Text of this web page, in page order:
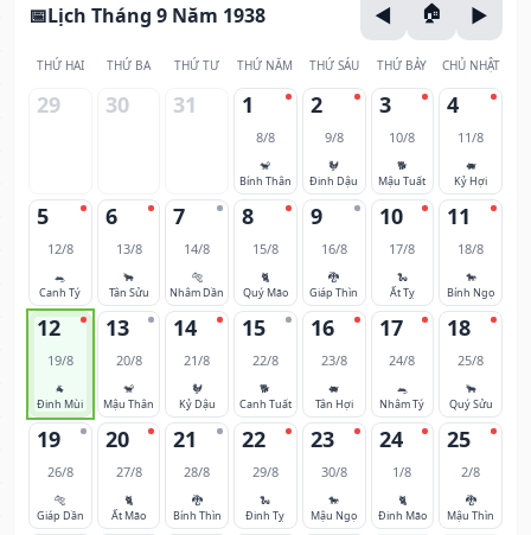
Lịch Tháng 9 Năm 1938
THỨ HAI THỨ BA THỨ TƯ THỨ NĂM THỨ SÁU THỨ BẢY CHỦ NHẬT
29 30 31 1
8/8
🐒
Bính Thân
2
9/8
🐓
Đinh Dậu
3
10/8
🐕
Mậu Tuất
4
11/8
🐖
Kỷ Hợi
5
12/8
🐀
Canh Tý
6
13/8
🐂
Tân Sửu
7
14/8
🐅
Nhâm Dần
8
15/8
🐈
Quý Mão
9
16/8
🐉
Giáp Thìn
10
17/8
🐍
Ất Tỵ
11
18/8
🐎
Bính Ngọ
12
19/8
🐐
Đinh Mùi
13
20/8
🐒
Mậu Thân
14
21/8
🐓
Kỷ Dậu
15
22/8
🐕
Canh Tuất
16
23/8
🐖
Tân Hợi
17
24/8
🐀
Nhâm Tý
18
25/8
🐂
Quý Sửu
19
26/8
🐅
Giáp Dần
20
27/8
🐈
Ất Mão
21
28/8
🐉
Bính Thìn
22
29/8
🐍
Đinh Tỵ
23
30/8
🐎
Mậu Ngọ
24
1/8
🐈
Đinh Mão
25
2/8
🐉
Mậu Thìn